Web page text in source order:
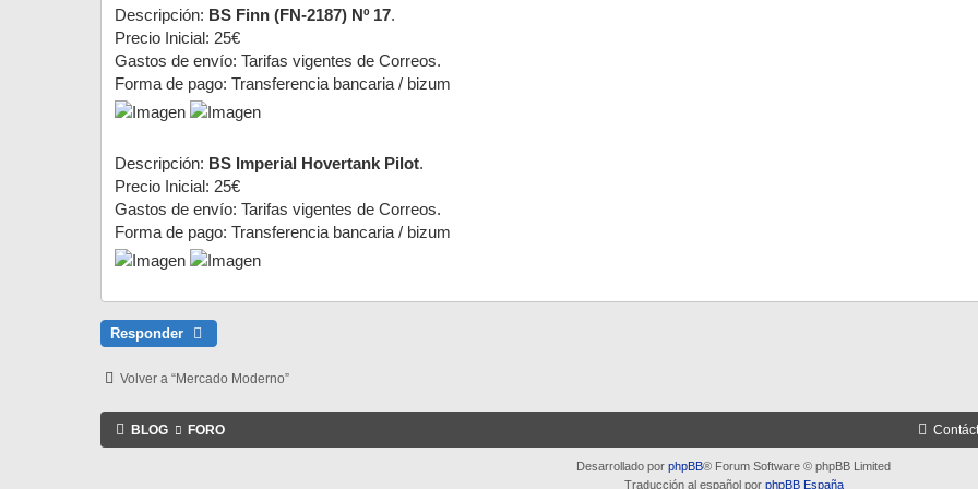
Descripción: BS Finn (FN-2187) Nº 17.
Precio Inicial: 25€
Gastos de envío: Tarifas vigentes de Correos.
Forma de pago: Transferencia bancaria / bizum
Descripción: BS Imperial Hovertank Pilot.
Precio Inicial: 25€
Gastos de envío: Tarifas vigentes de Correos.
Forma de pago: Transferencia bancaria / bizum
Responder
Volver a “Mercado Moderno”
BLOG FORO
Desarrollado por phpBB® Forum Software © phpBB Limited
Traducción al español por phpBB España